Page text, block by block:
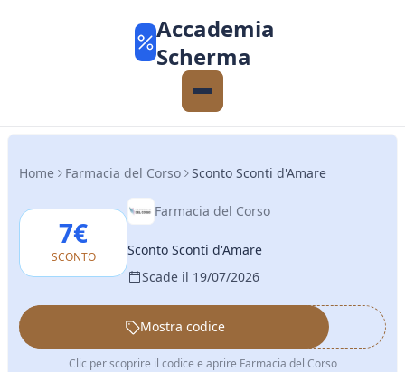
Accademia
Scherma
Home Farmacia del Corso Sconto Sconti d'Amare
7€
SCONTO
Farmacia del Corso
Sconto Sconti d'Amare
Scade il 19/07/2026
••••••
Mostra codice
Clic per scoprire il codice e aprire Farmacia del Corso